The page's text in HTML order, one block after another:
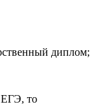
диплом;
ЕГЭ, то